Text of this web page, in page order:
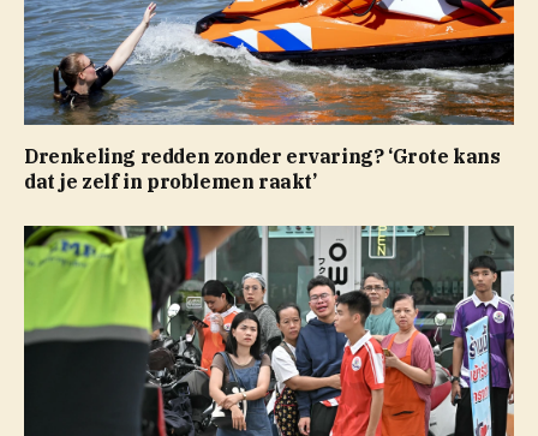
Drenkeling redden zonder ervaring? ‘Grote kans
dat je zelf in problemen raakt’